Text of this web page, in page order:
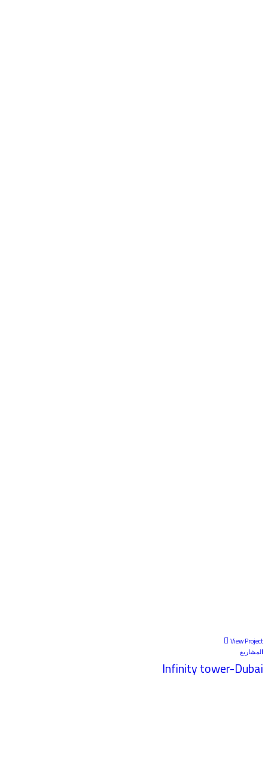
View Project
المشاريع
Infinity tower-Dubai